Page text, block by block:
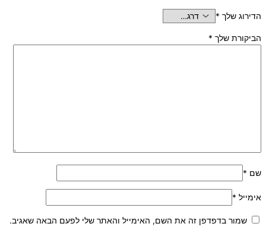
הדירוג שלך *
הביקורת שלך *
שם *
אימייל *
שמור בדפדפן זה את השם, האימייל והאתר שלי לפעם הבאה שאגיב.